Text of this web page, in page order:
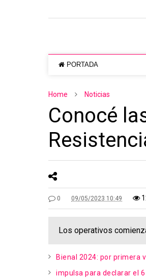
PORTADA
Home Noticias
Conocé
0 09/05/2023 10:49
Los operativos
Bienal 2024: por primera
impulsa para declarar el